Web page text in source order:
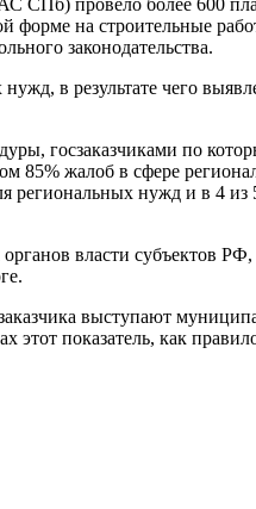
форме на строительные
законодательства.
в результате чего
госзаказчиками по
85% жалоб в сфере
нужд и в 4 из
власти субъектов РФ,
выступают
этот показатель, как